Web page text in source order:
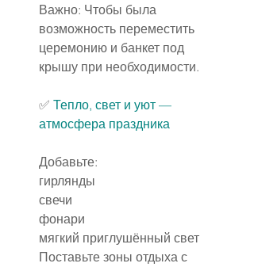
Важно: Чтобы была
возможность переместить
церемонию и банкет под
крышу при необходимости.
✅️ Тепло, свет и уют —
атмосфера праздника
Добавьте:
гирлянды
свечи
фонари
мягкий приглушённый свет
Поставьте зоны отдыха с